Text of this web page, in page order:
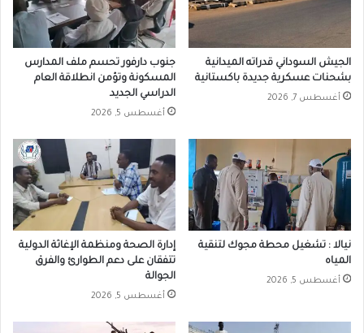
الجيش السوداني قدراته الميدانية
بشحنات عسكرية جديدة باكستانية
أغسطس 7, 2026
جنوب دارفور تحسم ملف المدارس
المسكونة وتؤمن انطلاقة العام
الدراسي الجديد
أغسطس 5, 2026
نيالا : تشغيل محطة مجوك لتنقية
المياه
أغسطس 5, 2026
إدارة الصحة ومنظمة الإغاثة الدولية
تتفقان على دعم الطوارئ والفرق
الجوالة
أغسطس 5, 2026